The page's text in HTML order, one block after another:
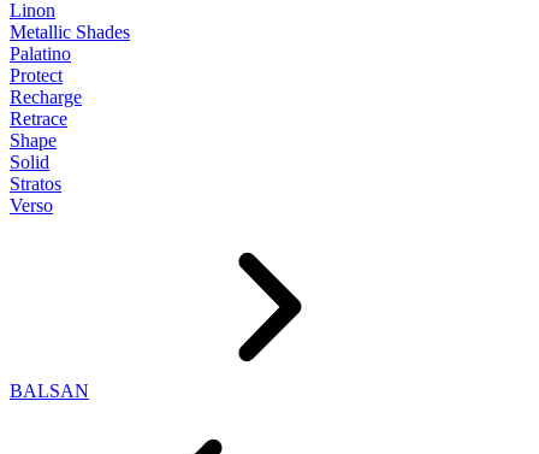
Linon
Metallic Shades
Palatino
Protect
Recharge
Retrace
Shape
Solid
Stratos
Verso
BALSAN